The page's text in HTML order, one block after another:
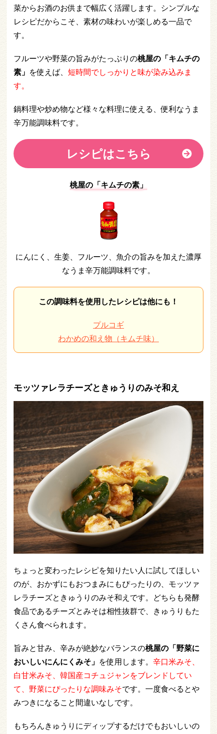
菜からお酒のお供まで幅広く活躍します。シンプルな
レシピだからこそ、素材の味わいが楽しめる一品で
す。
フルーツや野菜の旨みがたっぷりの桃屋の「キムチの
素」 を使えば、 短時間でしっかりと味が染み込みま
す。
鍋料理や炒め物など様々な料理に使える、便利なうま
辛万能調味料です。
レシピはこちら
桃屋の「キムチの素」
にんにく、生姜、フルーツ、魚介の旨みを加えた濃厚
なうま辛万能調味料です。
この調味料を使用したレシピは他にも！
プルコギ
わかめの和え物（キムチ味）
モッツァレラチーズときゅうりのみそ和え
ちょっと変わったレシピを知りたい人に試してほしい
のが、おかずにもおつまみにもぴったりの、モッツァ
レラチーズときゅうりのみそ和えです。どちらも発酵
食品であるチーズとみそは相性抜群で、きゅうりもた
くさん食べられます。
旨みと甘み、辛みが絶妙なバランスの桃屋の「野菜に
おいしいにんにくみそ」 を使用します。 辛口米みそ、
白甘米みそ、韓国産コチュジャンをブレンドしてい
て、野菜にぴったりな調味みそです。一度食べるとや
みつきになること間違いなしです。
もちろんきゅうりにディップするだけでもおいしいの